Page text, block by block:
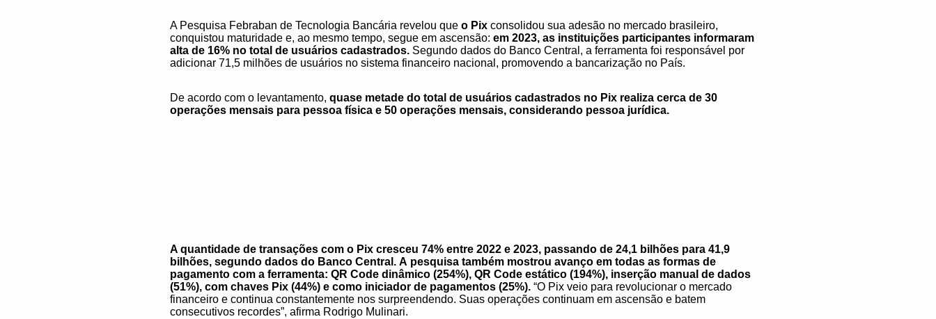
A Pesquisa Febraban de Tecnologia Bancária revelou que o Pix consolidou sua adesão no mercado brasileiro,
conquistou maturidade e, ao mesmo tempo, segue em ascensão: em 2023, as instituições participantes informaram
alta de 16% no total de usuários cadastrados. Segundo dados do Banco Central, a ferramenta foi responsável por
adicionar 71,5 milhões de usuários no sistema financeiro nacional, promovendo a bancarização no País.
De acordo com o levantamento, quase metade do total de usuários cadastrados no Pix realiza cerca de 30
operações mensais para pessoa física e 50 operações mensais, considerando pessoa jurídica.
A quantidade de transações com o Pix cresceu 74% entre 2022 e 2023, passando de 24,1 bilhões para 41,9
bilhões, segundo dados do Banco Central. A pesquisa também mostrou avanço em todas as formas de
pagamento com a ferramenta: QR Code dinâmico (254%), QR Code estático (194%), inserção manual de dados
(51%), com chaves Pix (44%) e como iniciador de pagamentos (25%). “O Pix veio para revolucionar o mercado
financeiro e continua constantemente nos surpreendendo. Suas operações continuam em ascensão e batem
consecutivos recordes”, afirma Rodrigo Mulinari.